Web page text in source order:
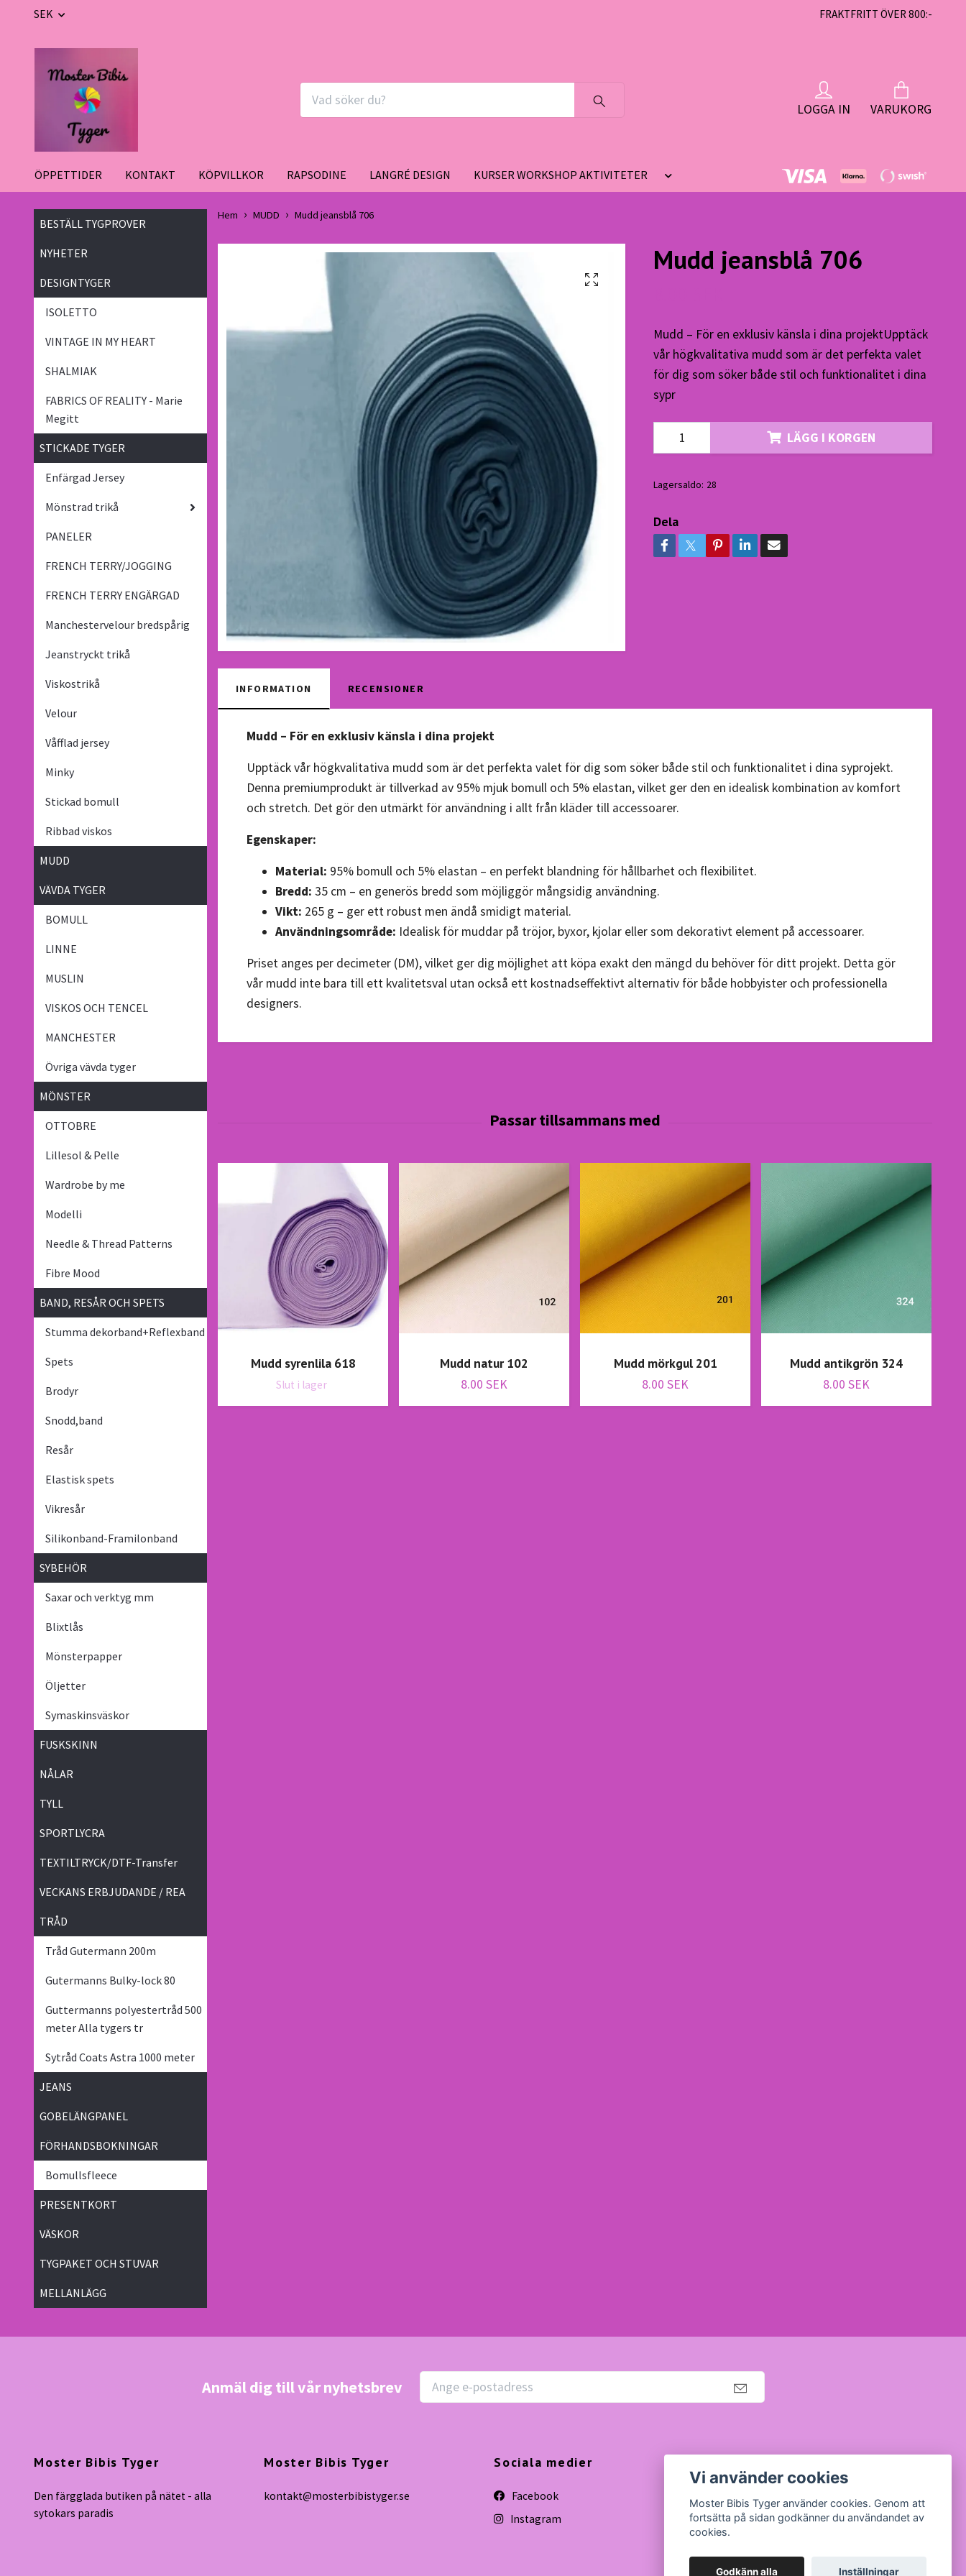
SEK FRAKTFRITT ÖVER 800:-
LOGGA IN VARUKORG
ÖPPETTIDER KONTAKT KÖPVILLKOR RAPSODINE LANGRÉ DESIGN KURSER WORKSHOP AKTIVITETER
BESTÄLL TYGPROVER
NYHETER
DESIGNTYGER
ISOLETTO
VINTAGE IN MY HEART
SHALMIAK
FABRICS OF REALITY - Marie
Megitt
STICKADE TYGER
Enfärgad Jersey
Mönstrad trikå
PANELER
FRENCH TERRY/JOGGING
FRENCH TERRY ENGÄRGAD
Manchestervelour bredspårig
Jeanstryckt trikå
Viskostrikå
Velour
Våfflad jersey
Minky
Stickad bomull
Ribbad viskos
MUDD
VÄVDA TYGER
BOMULL
LINNE
MUSLIN
VISKOS OCH TENCEL
MANCHESTER
Övriga vävda tyger
MÖNSTER
OTTOBRE
Lillesol & Pelle
Wardrobe by me
Modelli
Needle & Thread Patterns
Fibre Mood
BAND, RESÅR OCH SPETS
Stumma dekorband+Reflexband
Spets
Brodyr
Snodd,band
Resår
Elastisk spets
Vikresår
Silikonband-Framilonband
SYBEHÖR
Saxar och verktyg mm
Blixtlås
Mönsterpapper
Öljetter
Symaskinsväskor
FUSKSKINN
NÅLAR
TYLL
SPORTLYCRA
TEXTILTRYCK/DTF-Transfer
VECKANS ERBJUDANDE / REA
TRÅD
Tråd Gutermann 200m
Gutermanns Bulky-lock 80
Guttermanns polyestertråd 500
meter Alla tygers tr
Sytråd Coats Astra 1000 meter
JEANS
GOBELÄNGPANEL
FÖRHANDSBOKNINGAR
Bomullsfleece
PRESENTKORT
VÄSKOR
TYGPAKET OCH STUVAR
MELLANLÄGG
Hem MUDD Mudd jeansblå 706
Mudd jeansblå 706
Mudd – För en exklusiv känsla i dina projektUpptäck
vår högkvalitativa mudd som är det perfekta valet
för dig som söker både stil och funktionalitet i dina
sypr
LÄGG I KORGEN
Lagersaldo: 28
Dela
INFORMATION RECENSIONER
Mudd – För en exklusiv känsla i dina projekt
Upptäck vår högkvalitativa mudd som är det perfekta valet för dig som söker både stil och funktionalitet i dina syprojekt.
Denna premiumprodukt är tillverkad av 95% mjuk bomull och 5% elastan, vilket ger den en idealisk kombination av komfort
och stretch. Det gör den utmärkt för användning i allt från kläder till accessoarer.
Egenskaper:
Material: 95% bomull och 5% elastan – en perfekt blandning för hållbarhet och flexibilitet.
Bredd: 35 cm – en generös bredd som möjliggör mångsidig användning.
Vikt: 265 g – ger ett robust men ändå smidigt material.
Användningsområde: Idealisk för muddar på tröjor, byxor, kjolar eller som dekorativt element på accessoarer.
Priset anges per decimeter (DM), vilket ger dig möjlighet att köpa exakt den mängd du behöver för ditt projekt. Detta gör
vår mudd inte bara till ett kvalitetsval utan också ett kostnadseffektivt alternativ för både hobbyister och professionella
designers.
Mudd syrenlila 618
Slut i lager
Mudd natur 102
8.00 SEK
Mudd mörkgul 201
8.00 SEK
Mudd antikgrön 324
8.00 SEK
Anmäl dig till vår nyhetsbrev
Moster Bibis Tyger
Den färgglada butiken på nätet - alla
sytokars paradis
Moster Bibis Tyger
kontakt@mosterbibistyger.se
Sociala medier
Facebook
Instagram
Vi använder cookies
Moster Bibis Tyger använder cookies. Genom att
fortsätta på sidan godkänner du användandet av
cookies.
Godkänn alla Inställningar